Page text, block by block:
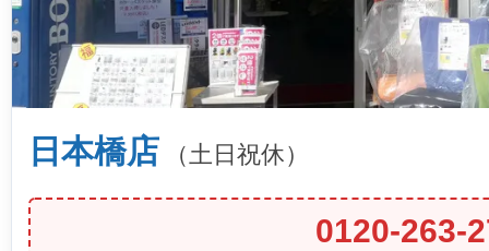
日本橋店 （土日祝休）
0120-263-